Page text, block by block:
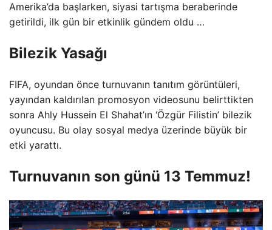
Amerika’da başlarken, siyasi tartışma beraberinde
getirildi, ilk gün bir etkinlik gündem oldu …
Bilezik Yasağı
FIFA, oyundan önce turnuvanın tanıtım görüntüleri,
yayından kaldırılan promosyon videosunu belirttikten
sonra Ahly Hussein El Shahat’ın ‘Özgür Filistin’ bilezik
oyuncusu. Bu olay sosyal medya üzerinde büyük bir
etki yarattı.
Turnuvanın son günü 13 Temmuz!